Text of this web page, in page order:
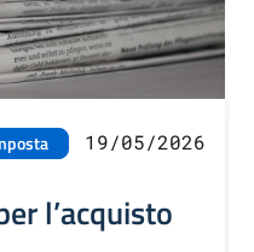
19/05/2026
l’acquisto